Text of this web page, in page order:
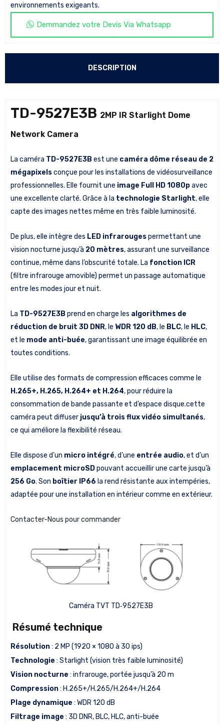
environnements exigeants.
Demmandez votre Devis Via Whatsapp
DESCRIPTION
TD-9527E3B 2MP IR Starlight Dome
Network Camera
La caméra TD-9527E3B est une caméra dôme réseau de 2
mégapixels conçue pour les installations de vidéosurveillance
professionnelles. Elle fournit une image Full HD 1080pavec
une excellente clarté. Grâce à la technologie Starlight, elle
capte des images nettes même en très faible luminosité.
De plus, elle intègre des LED infrarouges permettant une
vision nocturne jusqu’à 20 mètres, assurant une surveillance
continue, même dans l’obscurité totale. La fonction ICR
(filtre infrarouge amovible) permet un passage automatique
entre les modes jour et nuit.
La TD-9527E3B prend en charge les algorithmes de
réduction de bruit 3D DNR, le WDR 120 dB, le BLC, le HLC,
et le mode anti-buée, garantissant une image équilibrée en
toutes conditions.
Elle utilise des formats de compression efficaces comme le
H.265+, H.265, H.264+ et H.264, pour réduire la
consommation de bande passante et d’espace disque.cette
caméra peut diffuser jusqu’à trois flux vidéo simultanés,
ce qui améliore la flexibilité réseau.
Elle dispose d’un micro intégré, d’une entrée audio, et d’un
emplacement microSDpouvant accueillir une carte jusqu’à
256 Go. Son boîtier IP66 la rend résistante aux intempéries,
adaptée pour une installation en intérieur comme en extérieur.
Contacter-Nous pour commander
Caméra TVT TD‑9527E3B
Résumé technique
Résolution: 2 MP (1920 × 1080 à 30 ips)
Technologie : Starlight (vision très faible luminosité)
Vision nocturne : infrarouge, portée jusqu’à 20 m
Compression: H.265+/H.265/H.264+/H.264
Plage dynamique : WDR 120 dB
Filtrage image : 3D DNR, BLC, HLC, anti-buée